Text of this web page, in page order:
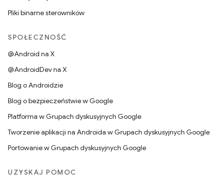
Pliki binarne sterowników
SPOŁECZNOŚĆ
@Android na X
@AndroidDev na X
Blog o Androidzie
Blog o bezpieczeństwie w Google
Platforma w Grupach dyskusyjnych Google
Tworzenie aplikacji na Androida w Grupach dyskusyjnych Google
Portowanie w Grupach dyskusyjnych Google
UZYSKAJ POMOC